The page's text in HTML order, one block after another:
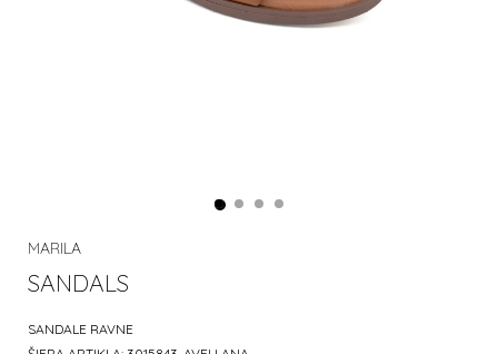
MARILA
SANDALS
SANDALE RAVNE